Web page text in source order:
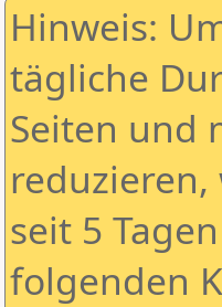
Hinweis:
tägliche
Seiten und
seit 5
folgenden